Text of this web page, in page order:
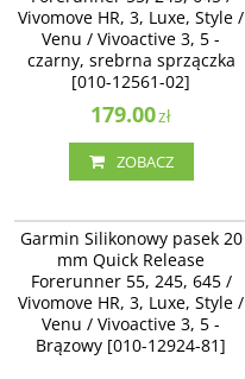
Vivomove HR, 3, Luxe, Style /
Venu / Vivoactive 3, 5 -
czarny, srebrna sprzączka
[010-12561-02]
179.00zł
ZOBACZ
Garmin Silikonowy pasek 20
mm Quick Release
Forerunner 55, 245, 645 /
Vivomove HR, 3, Luxe, Style /
Venu / Vivoactive 3, 5 -
Brązowy [010-12924-81]